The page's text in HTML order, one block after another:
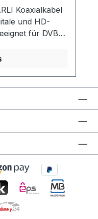
Koaxialkabel
und HD-
für DVB-
von 3D- und
äußere
ist
für den
erleichtert
für
Technische